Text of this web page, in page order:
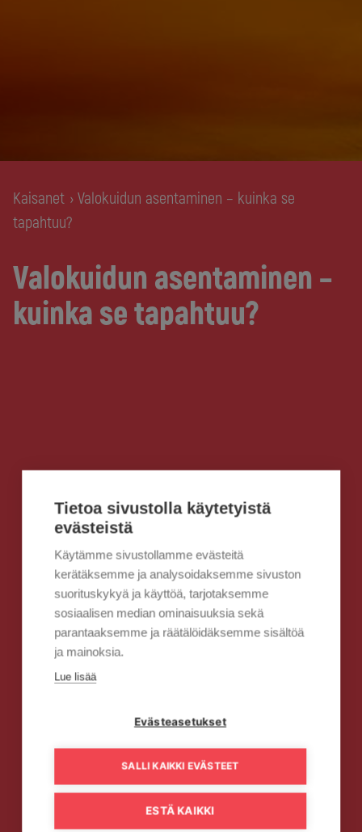
Kaisanet › Valokuidun asentaminen – kuinka se
tapahtuu?
Valokuidun asentaminen –
kuinka se tapahtuu?
Tietoa sivustolla käytetyistä
evästeistä
Käytämme sivustollamme evästeitä
kerätäksemme ja analysoidaksemme sivuston
suorituskykyä ja käyttöä, tarjotaksemme
sosiaalisen median ominaisuuksia sekä
parantaaksemme ja räätälöidäksemme sisältöä
ja mainoksia.
Lue lisää
Evästeasetukset
SALLI KAIKKI EVÄSTEET
ESTÄ KAIKKI